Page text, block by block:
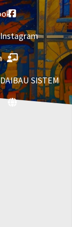
Instagram
DAIBAU SISTEM